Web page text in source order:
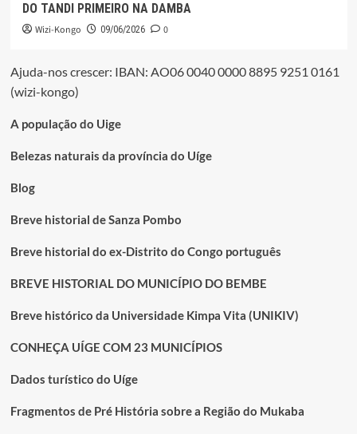
DO TANDI PRIMEIRO NA DAMBA
Wizi-Kongo 09/06/2026 0
Ajuda-nos crescer: IBAN: AO06 0040 0000 8895 9251 0161
(wizi-kongo)
A população do Uige
Belezas naturais da província do Uíge
Blog
Breve historial de Sanza Pombo
Breve historial do ex-Distrito do Congo português
BREVE HISTORIAL DO MUNICÍPIO DO BEMBE
Breve histórico da Universidade Kimpa Vita (UNIKIV)
CONHEÇA UÍGE COM 23 MUNICÍPIOS
Dados turístico do Uíge
Fragmentos de Pré História sobre a Região do Mukaba